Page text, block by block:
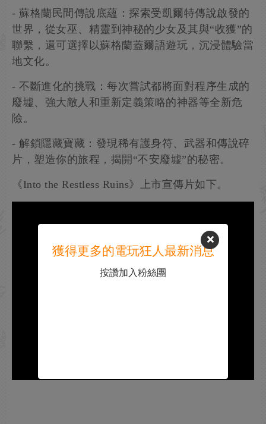
- 蘇格蘭民間傳說底蘊：探索受凱爾特傳說啟發的
世界，從女巫、精靈到神秘的少女及其與“收獲”的
聯繫，還可選擇以蘇格蘭蓋爾語遊玩，沉浸體驗當
地文化。
- 不斷進化的挑戰：每次嘗試都將面對程序生成的
廢墟、強大敵人和重新定義策略的神器等全新危
險。
- 解鎖隱藏寶藏：發現稀有護身符、武器和傳說碎
片，塑造你的旅程，揭開“不安廢墟”的秘密。
《Into the Restless Ruins》上市宣傳片如下。
獲得更多的電玩狂人最新消息
按讚加入粉絲團